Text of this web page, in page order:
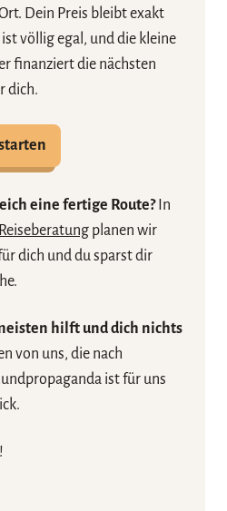
Dein Preis bleibt exakt
völlig egal, und die kleine
finanziert die nächsten
dich.
eine fertige Route?In
planen wir
dich und du sparst dir
hilft und dich nichts
von uns, die nach
ist für uns